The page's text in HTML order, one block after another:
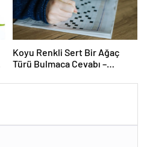
Koyu Renkli Sert Bir Ağaç
Türü Bulmaca Cevabı –
Bir Ağaç Türü